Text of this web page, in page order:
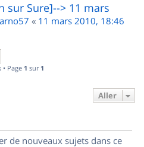
sur Sure]--> 11 mars
arno57 « 11 mars 2010, 18:46
• Page 1 sur 1
Aller
de nouveaux sujets dans ce